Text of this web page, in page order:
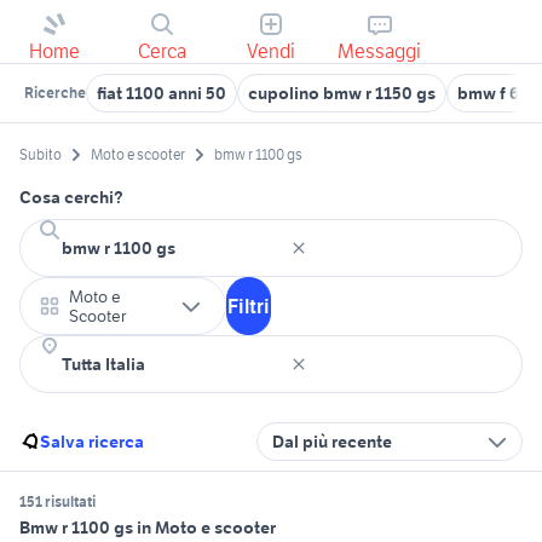
Home Cerca Vendi Messaggi
Ricerche fiat 1100 anni 50 cupolino bmw r 1150 gs bmw f
Subito Moto e scooter bmw r 1100 gs
Cosa cerchi?
Moto e
Scooter
Filtri
Salva ricerca Dal più recente
151 risultati
Bmw r 1100 gs in Moto e scooter